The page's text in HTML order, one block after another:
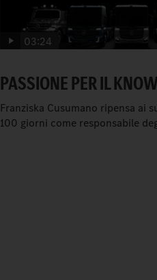
03:24
PASSIONE PER IL
Franziska Cusumano ripensa ai
100 giorni come responsabile